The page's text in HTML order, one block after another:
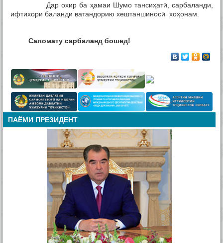
Дар охир ба ҳамаи Шумо тансиҳатӣ, сарбаланди,
ифтихори баланди ватандорию хештаншиносӣ хоҳонам.
Саломату сарбаланд бошед!
ПАЁМИ ПРЕЗИДЕНТ